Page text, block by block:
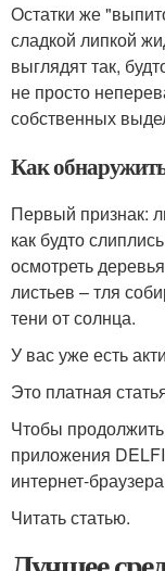
Остатки же
сладкой липкой
выглядят так,
не просто
собственных
Как
Первый признак:
как будто
осмотреть
листьев – тля
тени от солнца.
У вас уже есть
Это платная
Чтобы
приложения
интернет-
Читать статью.